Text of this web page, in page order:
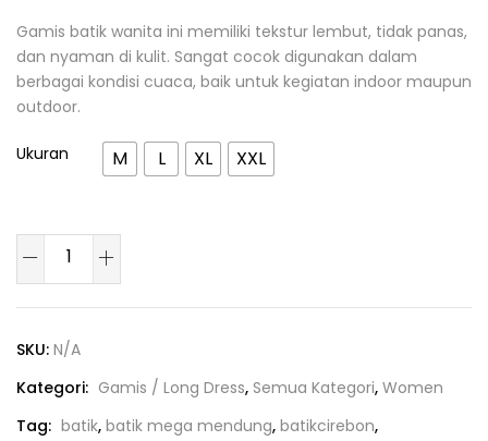
Gamis batik wanita ini memiliki tekstur lembut, tidak panas,
dan nyaman di kulit. Sangat cocok digunakan dalam
berbagai kondisi cuaca, baik untuk kegiatan indoor maupun
outdoor.
Ukuran M L XL XXL
SKU: N/A
Kategori: Gamis / Long Dress, Semua Kategori, Women
Tag: batik, batik mega mendung, batikcirebon,